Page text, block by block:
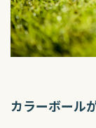
カラーボール